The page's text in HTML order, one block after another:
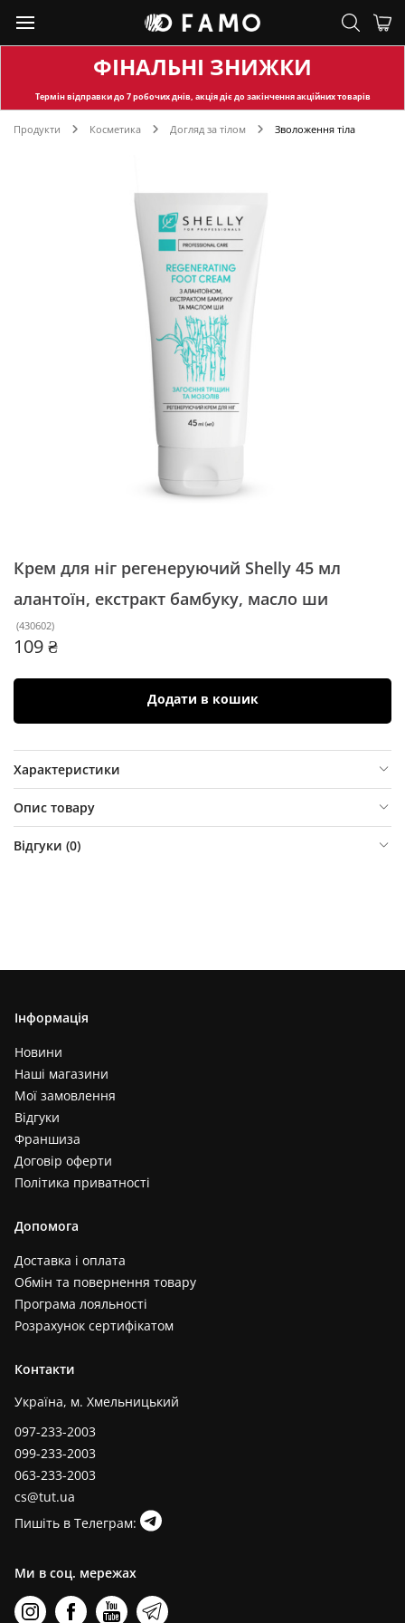
ФІНАЛЬНІ ЗНИЖКИ
Термін відправкидо 7 робочих днів, акція діє до закінчення акційних товарів
Продукти Косметика Догляд за тілом Зволоження тіла
Крем для ніг регенеруючий Shelly 45 мл
алантоїн, екстракт бамбуку, масло ши
(430602)
109 ₴
Додати в кошик
Характеристики
Опис товару
Відгуки (0)
Інформація
Новини
Наші магазини
Мої замовлення
Відгуки
Франшиза
Договір оферти
Політика приватності
Допомога
Доставка і оплата
Обмін та повернення товару
Програма лояльності
Розрахунок сертифікатом
Контакти
Україна, м. Хмельницький
097-233-2003
099-233-2003
063-233-2003
cs@tut.ua
Пишіть в Телеграм:
Ми в соц. мережах